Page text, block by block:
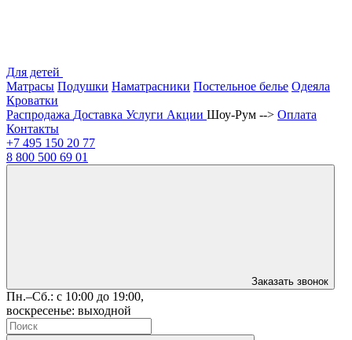
Для детей
Матрасы Подушки Наматрасники Постельное белье Одеяла
Кроватки
Распродажа Доставка Услуги Акции Шоу-Рум --> Оплата
Контакты
+7 495 150 20 77
8 800 500 69 01
Заказать звонок
Пн.–Сб.: с 10:00 до 19:00,
воскресенье: выходной